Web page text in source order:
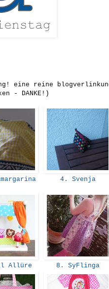
eine reine
- DANKE!)
4. Svenja
Allüre 8. SyFlinga